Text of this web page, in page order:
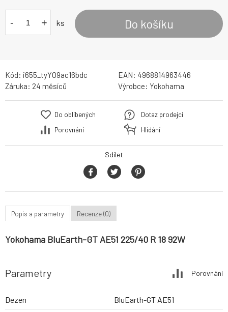
- + ks Do košíku
Kód: i655_tyYO9ac16bdc EAN: 4968814963446
Záruka: 24 měsíců Výrobce: Yokohama
Do oblíbených
Porovnání
Dotaz prodejci
Hlídání
Sdílet
Popis a parametry Recenze (0)
Yokohama BluEarth-GT AE51 225/40 R 18 92W
Parametry Porovnání
Dezen
BluEarth-GT AE51